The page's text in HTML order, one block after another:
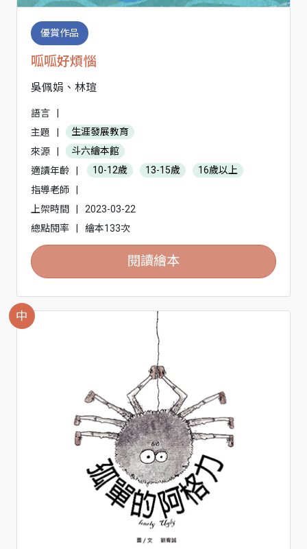
優賞作品
呱呱好煩惱
吳佩娟、林瑄
語言
|
主題
|
生涯發展教育
來源
|
斗六繪本館
適讀年齡
| 10-12歲 13-15歲
16歲以上
指導老師
|
上架時間
|
2023-03-22
總點閱率
| 繪本133次
閱讀繪本
中